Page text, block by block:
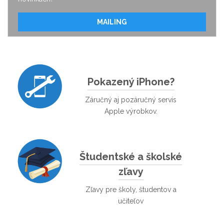
MAILING
Pokazený iPhone?
Záručný aj pozáručný servis
Apple výrobkov.
Študentské a školské
zľavy
Zľavy pre školy, študentov a
učiteľov